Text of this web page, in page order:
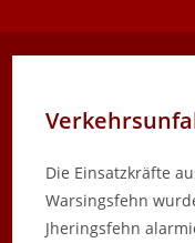
Die Einsatzkräfte
Warsingsfehn
Jheringsfehn